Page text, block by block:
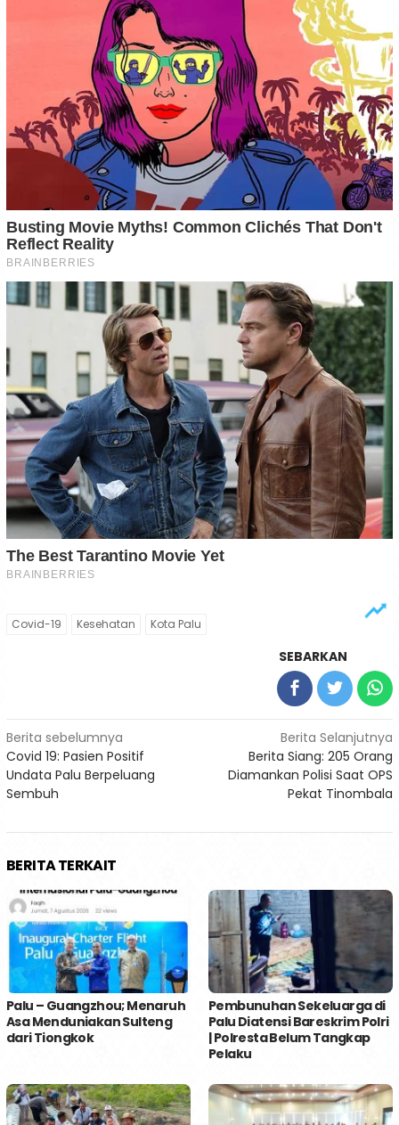
Covid-19 Kesehatan Kota Palu
SEBARKAN
Navigasi
pos
Berita sebelumnya
Covid 19: Pasien Positif
Undata Palu Berpeluang
Sembuh
Berita Selanjutnya
Berita Siang: 205 Orang
Diamankan Polisi Saat OPS
Pekat Tinombala
BERITA TERKAIT
Palu – Guangzhou; Menaruh
Asa Menduniakan Sulteng
dari Tiongkok
Pembunuhan Sekeluarga di
Palu Diatensi Bareskrim Polri
| Polresta Belum Tangkap
Pelaku